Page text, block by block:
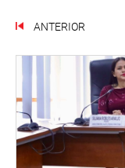
ANTERIOR